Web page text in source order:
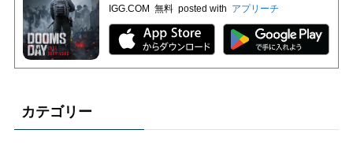
IGG.COM 無料 posted with アプリーチ
カテゴリー